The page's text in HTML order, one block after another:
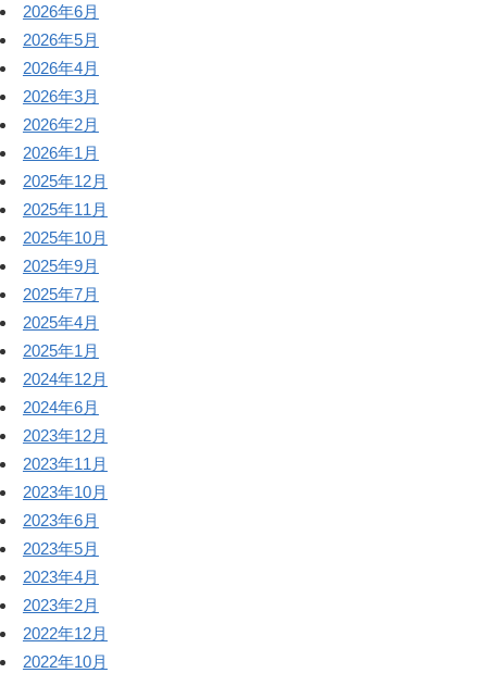
2026年6月
2026年5月
2026年4月
2026年3月
2026年2月
2026年1月
2025年12月
2025年11月
2025年10月
2025年9月
2025年7月
2025年4月
2025年1月
2024年12月
2024年6月
2023年12月
2023年11月
2023年10月
2023年6月
2023年5月
2023年4月
2023年2月
2022年12月
2022年10月